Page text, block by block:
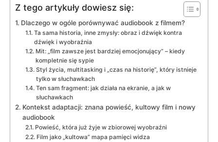
Z tego artykuły dowiesz się:
Dlaczego w ogóle porównywać audiobook z filmem?
Ta sama historia, inne zmysły: obraz i dźwięk kontra
dźwięk i wyobraźnia
Mit: „film zawsze jest bardziej emocjonujący” – kiedy
kompletnie się sypie
Styl życia, multitasking i „czas na historię”, który istnieje
tylko w słuchawkach
Ten sam fragment: jak działa na ekranie, a jak w
słuchawkach
Kontekst adaptacji: znana powieść, kultowy film i nowy
audiobook
Powieść, która już żyje w zbiorowej wyobraźni
Film jako „kultowa” mapa pamięci widza